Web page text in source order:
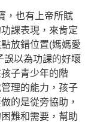
也有上帝所賦
課表現，來肯定
放錯位置(媽媽愛
以為功課的好壞
子青少年的階
理的能力，孩子
的是從旁協助，
難和需要，幫助